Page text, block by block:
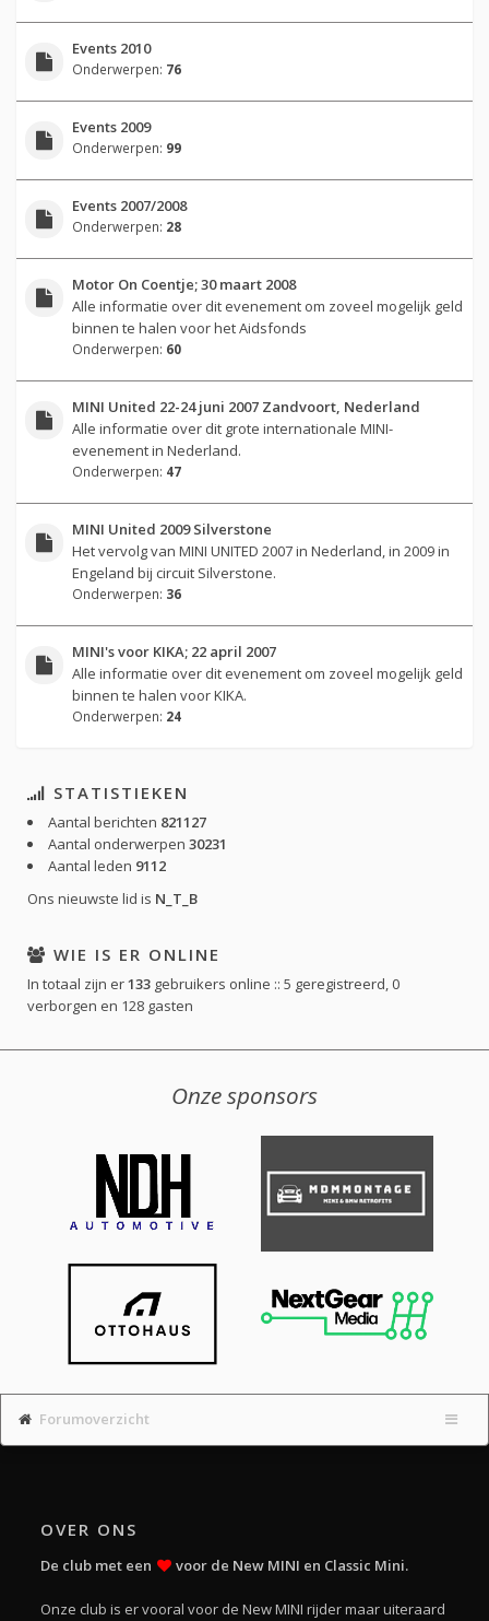
Events 2010
Onderwerpen: 76
Events 2009
Onderwerpen: 99
Events 2007/2008
Onderwerpen: 28
Motor On Coentje; 30 maart 2008
Alle informatie over dit evenement om zoveel mogelijk geld
binnen te halen voor het Aidsfonds
Onderwerpen: 60
MINI United 22-24 juni 2007 Zandvoort, Nederland
Alle informatie over dit grote internationale MINI-
evenement in Nederland.
Onderwerpen: 47
MINI United 2009 Silverstone
Het vervolg van MINI UNITED 2007 in Nederland, in 2009 in
Engeland bij circuit Silverstone.
Onderwerpen: 36
MINI's voor KIKA; 22 april 2007
Alle informatie over dit evenement om zoveel mogelijk geld
binnen te halen voor KIKA.
Onderwerpen: 24
STATISTIEKEN
Aantal berichten 821127
Aantal onderwerpen 30231
Aantal leden 9112
Ons nieuwste lid is N_T_B
WIE IS ER ONLINE
In totaal zijn er133 gebruikers online :: 5 geregistreerd, 0
verborgen en 128 gasten
Onze sponsors
Forumoverzicht
OVER ONS
De club met een voor de New MINI en Classic Mini.
Onze club is er vooral voor de New MINI rijder maar uiteraard